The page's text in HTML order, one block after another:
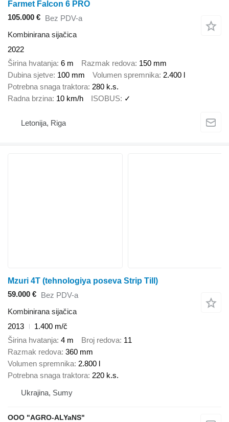
Farmet Falcon 6 PRO
105.000 € Bez PDV-a
Kombinirana sijačica
2022
Širina hvatanja 6 m Razmak redova 150 mm
Dubina sjetve 100 mm Volumen spremnika 2.400 l
Potrebna snaga traktora 280 k.s.
Radna brzina 10 km/h ISOBUS ✓
Letonija, Riga
Mzuri 4T (tehnologiya poseva Strip Till)
59.000 € Bez PDV-a
Kombinirana sijačica
2013
1.400 m/č
Širina hvatanja 4 m Broj redova 11
Razmak redova 360 mm
Volumen spremnika 2.800 l
Potrebna snaga traktora 220 k.s.
Ukrajina, Sumy
OOO "AGRO-ALYaNS"